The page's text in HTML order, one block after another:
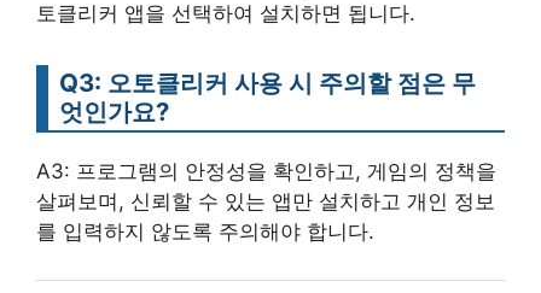
토클리커 앱을 선택하여 설치하면 됩니다.
Q3: 오토클리커 사용 시 주의할 점은 무
엇인가요?
A3: 프로그램의 안정성을 확인하고, 게임의 정책을
살펴보며, 신뢰할 수 있는 앱만 설치하고 개인 정보
를 입력하지 않도록 주의해야 합니다.